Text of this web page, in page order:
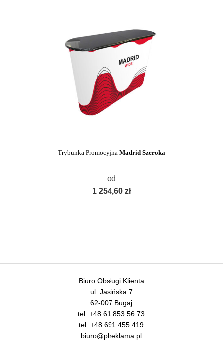
Trybunka Promocyjna Madrid Szeroka
od
1 254,60 zł
Biuro Obsługi Klienta
ul. Jasińska 7
62-007 Bugaj
tel.+48 61 853 56 73
tel.+48 691 455 419
biuro@plreklama.pl